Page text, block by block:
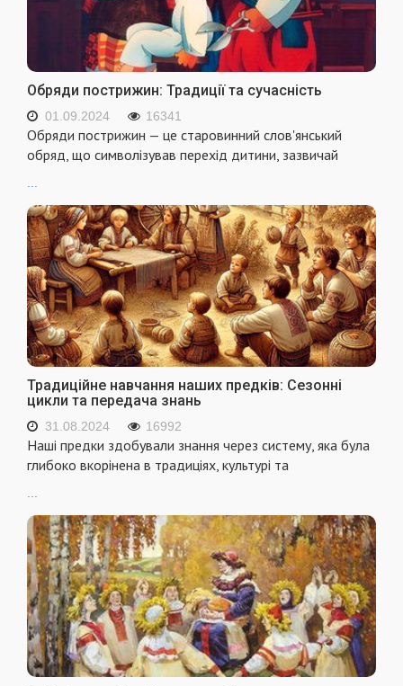
Обряди пострижин: Традиції та сучасність
01.09.2024 16341
Обряди пострижин — це старовинний слов'янський
обряд, що символізував перехід дитини, зазвичай
Традиційне навчання наших предків: Сезонні
цикли та передача знань
31.08.2024 16992
Наші предки здобували знання через систему, яка була
глибоко вкорінена в традиціях, культурі та